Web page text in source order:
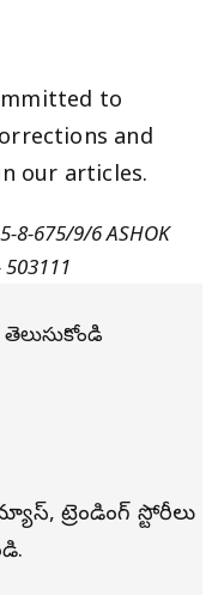
to
and
our articles.
8-675/9/6 ASHOK
503111
ట్రెండింగ్ స్టోరీలు